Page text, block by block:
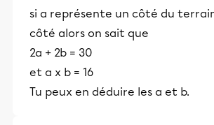
si a représente un côté du
côté alors on sait que
2a + 2b = 30
et a x b = 16
Tu peux en déduire les a et b.